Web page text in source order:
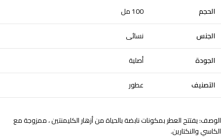
الحجم
100 مل
الجنس
نسائى
الجودة
أصلية
التصنيف
عطور
الوصف: يفتتح العطر بمكونات نابضة بالحياة من أزهار الكليمنتين ، ممزوجة مع
الكاسي والنكتارين.